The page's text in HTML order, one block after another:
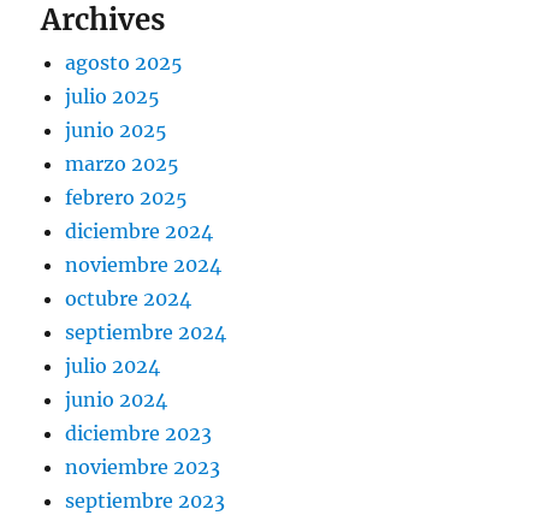
Archives
agosto 2025
julio 2025
junio 2025
marzo 2025
febrero 2025
diciembre 2024
noviembre 2024
octubre 2024
septiembre 2024
julio 2024
junio 2024
diciembre 2023
noviembre 2023
septiembre 2023